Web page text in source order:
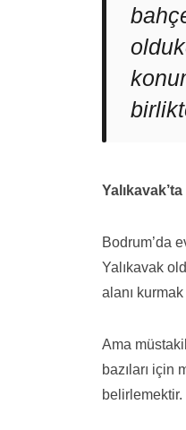
Bodrum’da
Yalıkavak
alanı
Ama
bazıları için
belirlemektir.